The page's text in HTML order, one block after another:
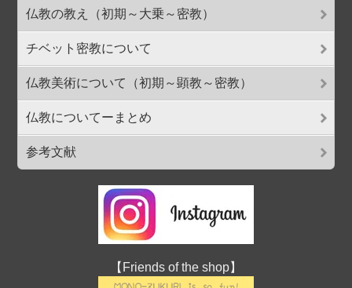
仏教の教え（初期～大乗～密教）
チベット密教について
仏教美術について（初期～顕教～密教）
仏教についてーまとめ
参考文献
【Friends of the shop】